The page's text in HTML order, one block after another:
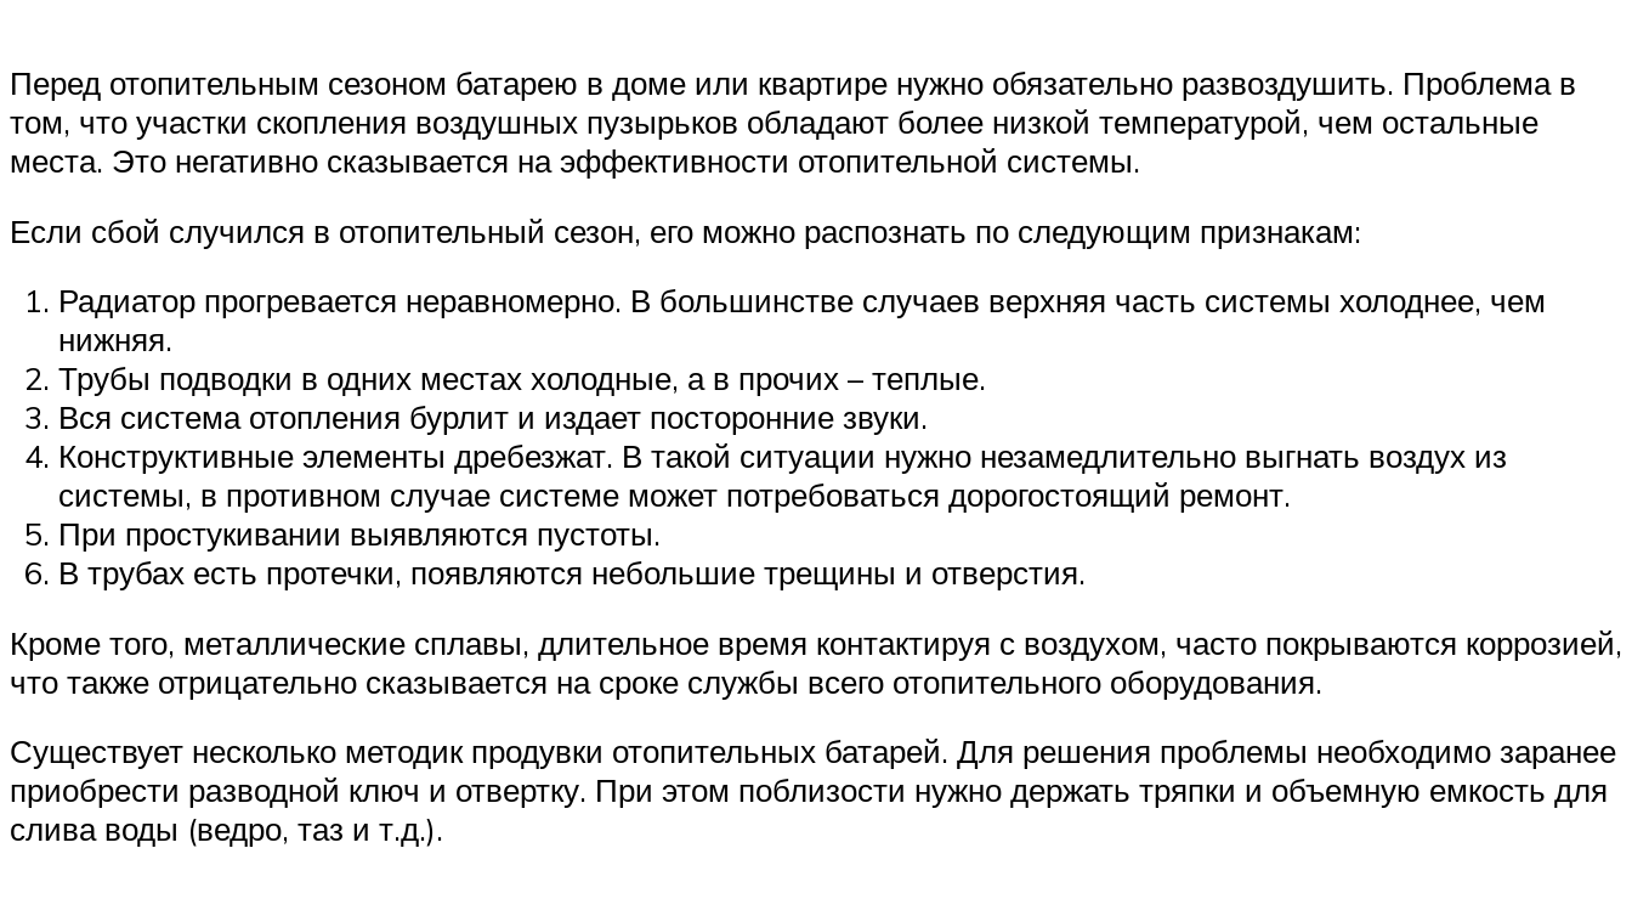
Перед отопительным сезоном батарею в доме или квартире нужно обязательно развоздушить. Проблема в
том, что участки скопления воздушных пузырьков обладают более низкой температурой, чем остальные
места. Это негативно сказывается на эффективности отопительной системы.
Если сбой случился в отопительный сезон, его можно распознать по следующим признакам:
Радиатор прогревается неравномерно. В большинстве случаев верхняя часть системы холоднее, чем
нижняя.
Трубы подводки в одних местах холодные, а в прочих – теплые.
Вся система отопления бурлит и издает посторонние звуки.
Конструктивные элементы дребезжат. В такой ситуации нужно незамедлительно выгнать воздух из
системы, в противном случае системе может потребоваться дорогостоящий ремонт.
При простукивании выявляются пустоты.
В трубах есть протечки, появляются небольшие трещины и отверстия.
Кроме того, металлические сплавы, длительное время контактируя с воздухом, часто покрываются коррозией,
что также отрицательно сказывается на сроке службы всего отопительного оборудования.
Существует несколько методик продувки отопительных батарей. Для решения проблемы необходимо заранее
приобрести разводной ключ и отвертку. При этом поблизости нужно держать тряпки и объемную емкость для
слива воды (ведро, таз и т.д.).